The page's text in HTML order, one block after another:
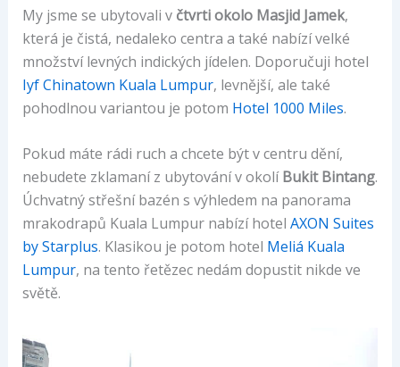
My jsme se ubytovali v čtvrti okolo Masjid Jamek,
která je čistá, nedaleko centra a také nabízí velké
množství levných indických jídelen. Doporučuji hotel
Iyf Chinatown Kuala Lumpur, levnější, ale také
pohodlnou variantou je potom Hotel 1000 Miles.
Pokud máte rádi ruch a chcete být v centru dění,
nebudete zklamaní z ubytování v okolíBukit Bintang.
Úchvatný střešní bazén s výhledem na panorama
mrakodrapů Kuala Lumpur nabízí hotel AXON Suites
by Starplus. Klasikou je potom hotel Meliá Kuala
Lumpur, na tento řetězec nedám dopustit nikde ve
světě.